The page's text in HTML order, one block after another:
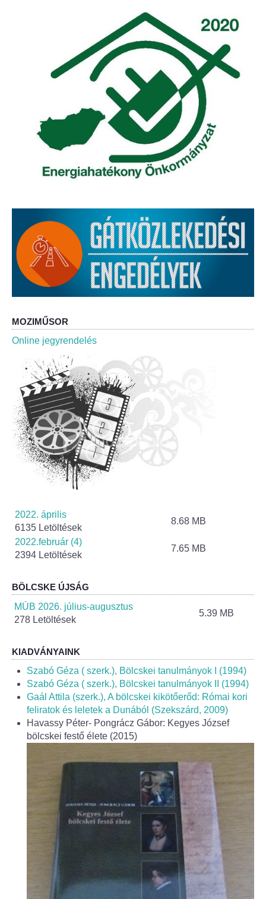
ÖNKORMÁNYZAT
Képviselő-testület
Képviselő-testületi ülések
Bizottságok
Bizottsági ülések
A helyi választási bizottság
A helyi választási bizottság határozatai
Roma Nemzetiségi Önkormányzat
Roma Nemzetiségi Önkormányzat ülések
Rendeletek
Polgármesteri normatív határozatok
Önkormányzati támogatások
Szabályzatok
Pályázatok
Közbeszerzések
Szerződések
Helyi Esélyegyenlőség Program
Helyi Építési Szabályzat
INTÉZMÉNYEK
Bölcskei Mesevár Óvoda és Bölcsőde
Óvodakert
Egészségügy
Háziorvos
Gyermekorvos
Fogorvos
Központi orvosi ügyelet
Alapszolgáltatási Központ
MOZIMŰSOR
Online jegyrendelés
2022. április
6135 Letöltések
8.68 MB
2022.február (4)
2394 Letöltések
7.65 MB
BÖLCSKE ÚJSÁG
MÚB 2026. július-augusztus
278 Letöltések
5.39 MB
KIADVÁNYAINK
Szabó Géza ( szerk.), Bölcskei tanulmányok I (1994)
Szabó Géza ( szerk.), Bölcskei tanulmányok II (1994)
Gaál Attila (szerk.), A bölcskei kikötőerőd: Római kori
feliratok és leletek a Dunából (Szekszárd, 2009)
Havassy Péter- Pongrácz Gábor: Kegyes József
bölcskei festő élete (2015)